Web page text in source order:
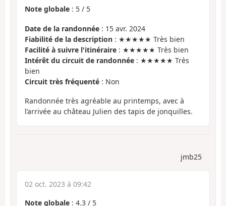
Note globale : 5 / 5
Date de la randonnée : 15 avr. 2024
Fiabilité de la description : ★★★★★ Très bien
Facilité à suivre l'itinéraire : ★★★★★ Très bien
Intérêt du circuit de randonnée : ★★★★★ Très
bien
Circuit très fréquenté : Non
Randonnée très agréable au printemps, avec à
l’arrivée au château Julien des tapis de jonquilles.
jmb25
02 oct. 2023 à 09:42
Note globale : 4.3 / 5